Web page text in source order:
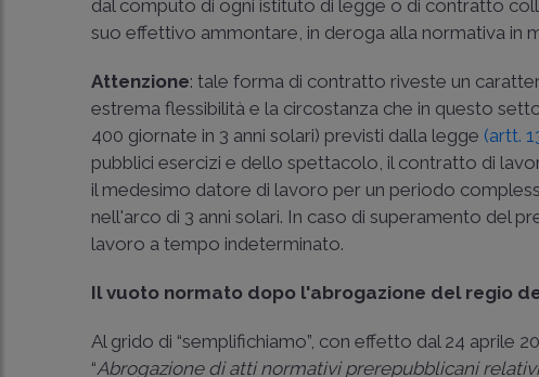
dal computo di ogni istituto di legge o di contratto
suo effettivo ammontare, in deroga alla normativa in
Attenzione: tale forma di contratto riveste un
estrema flessibilità e la circostanza che in questo
400 giornate in 3 anni solari) previsti dalla legge (artt.
pubblici esercizi e dello spettacolo, il contratto di
il medesimo datore di lavoro per un periodo
nell'arco di 3 anni solari. In caso di superamento del
lavoro a tempo indeterminato.
Il vuoto normato dopo l'abrogazione del regio
Al grido di “semplifichiamo”, con effetto dal 24 aprile
“Abrogazione di atti normativi prerepubblicani relativi